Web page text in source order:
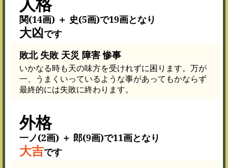
関(14画) ＋ 史(5画)で19画となり
大凶です
敗北 失敗 天災 障害 惨事
いかなる時も天の味方を受けれずに困ります。万が
一、うまくいっているような事があってもかならず
最終的には失敗に終わります。
外格
一ノ(2画) ＋ 郎(9画)で11画となり
大吉です